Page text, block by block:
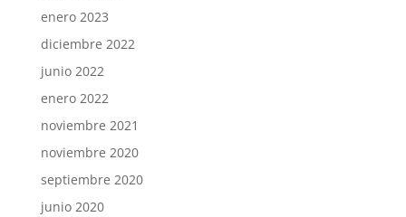
enero 2023
diciembre 2022
junio 2022
enero 2022
noviembre 2021
noviembre 2020
septiembre 2020
junio 2020